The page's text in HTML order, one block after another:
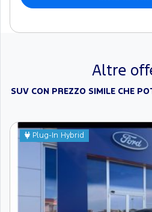
Altre
SUV CON PREZZO SIMILE CHE
Plug-In Hybrid